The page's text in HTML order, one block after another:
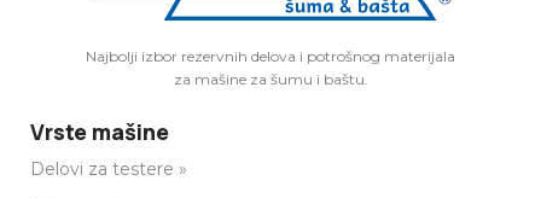
Najbolji izbor rezervnih delova i potrošnog materijala
za mašine za šumu i baštu.
Vrste mašine
Delovi za testere »